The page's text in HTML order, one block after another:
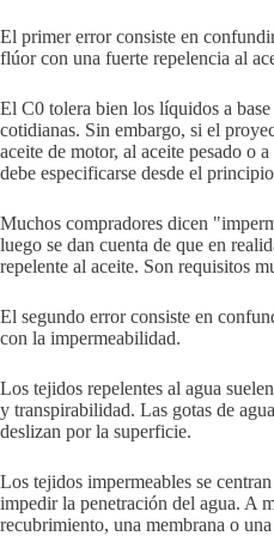
El primer error consiste en
flúor con una fuerte repelencia al
El C0 tolera bien los líquidos a
cotidianas. Sin embargo, si el
aceite de motor, al aceite pesado o
debe especificarse desde el
Muchos compradores dicen
luego se dan cuenta de que en
repelente al aceite. Son requisitos
El segundo error consiste en
con la impermeabilidad.
Los tejidos repelentes al agua
y transpirabilidad. Las gotas de
deslizan por la superficie.
Los tejidos impermeables se
impedir la penetración del agua. A
recubrimiento, una membrana o